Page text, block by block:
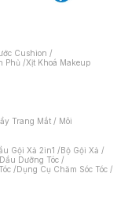
Cushion /
Phủ /Xịt Khoá Makeup
Trang Mắt / Môi
Gội Xả 2in1 /Bộ Gội Xả /
Dưỡng Tóc /
/Dụng Cụ Chăm Sóc Tóc /